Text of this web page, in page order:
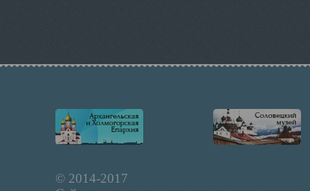
© 2014-2017